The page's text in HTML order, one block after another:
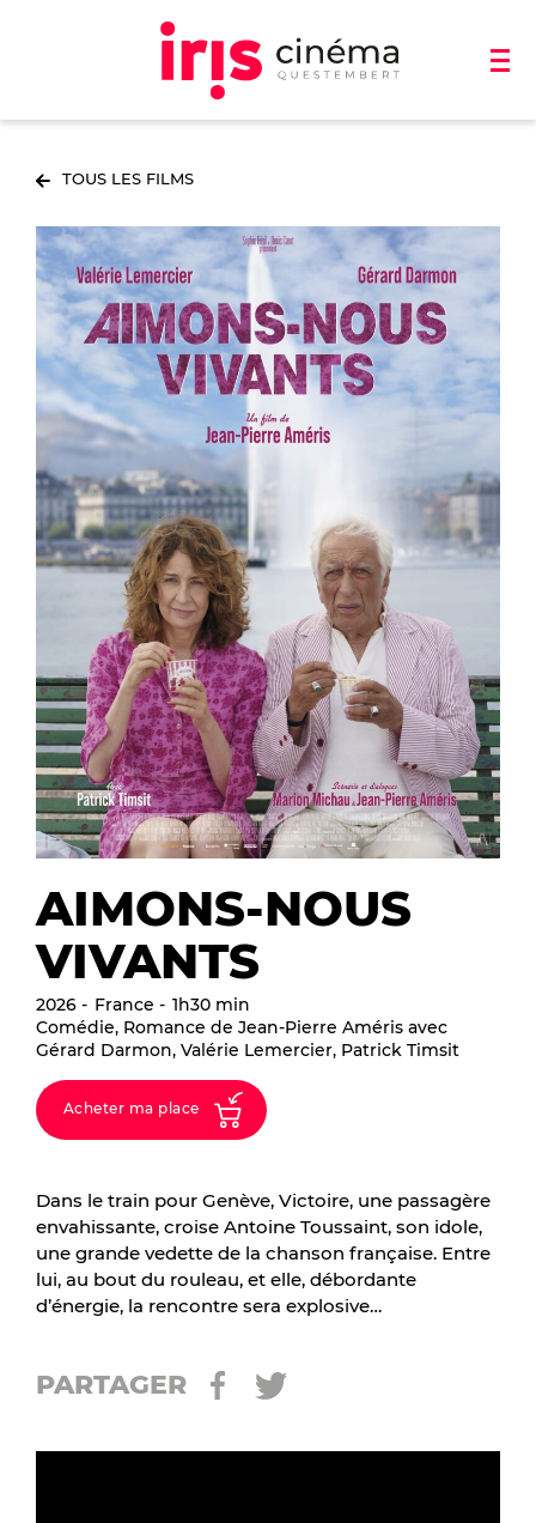
TOUS LES FILMS
AIMONS-NOUS
VIVANTS
2026 France
1h30 min
Comédie, Romance de Jean-Pierre Améris avec
Gérard Darmon, Valérie Lemercier, Patrick Timsit
Acheter ma place
Dans le train pour Genève, Victoire, une passagère
envahissante, croise Antoine Toussaint, son idole,
une grande vedette de la chanson française. Entre
lui, au bout du rouleau, et elle, débordante
d’énergie, la rencontre sera explosive…
PARTAGER